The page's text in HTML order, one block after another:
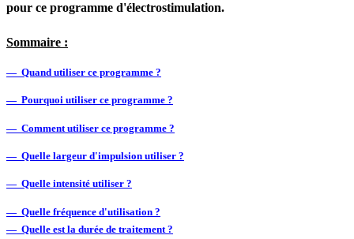
pour ce programme d'électrostimulation.
Sommaire :
— Quand utiliser ce programme ?
— Pourquoi utiliser ce programme ?
— Comment utiliser ce programme ?
— Quelle largeur d'impulsion utiliser ?
— Quelle intensité utiliser ?
— Quelle fréquence d'utilisation ?
— Quelle est la durée de traitement ?